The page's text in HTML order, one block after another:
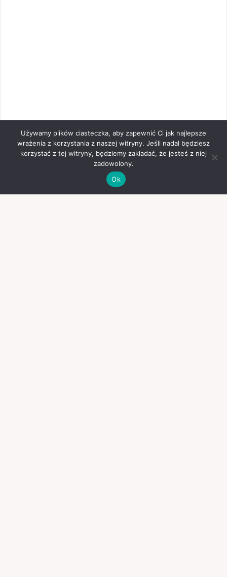
Używamy plików ciasteczka, aby zapewnić Ci jak najlepsze
wrażenia z korzystania z naszej witryny. Jeśli nadal będziesz
korzystać z tej witryny, będziemy zakładać, że jesteś z niej
zadowolony.
Ok